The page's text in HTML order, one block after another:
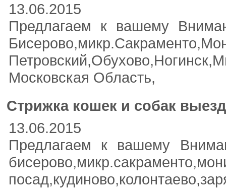
13.06.2015
Предлагаем к вашему
Московская Область,
Стрижка кошек и собак
13.06.2015
Предлагаем к вашему